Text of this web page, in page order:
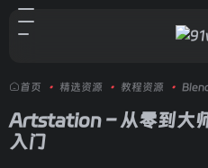
首页 • 精选资源 • 教程资源 •
Artstation – 从零到大
入门